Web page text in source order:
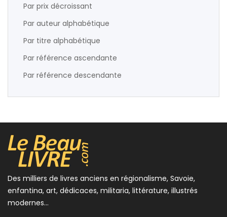
Par prix décroissant
Par auteur alphabétique
Par titre alphabétique
Par référence ascendante
Par référence descendante
Des milliers de livres anciens en régionalisme, Savoie,
enfantina, art, dédicaces, militaria, littérature, illustrés
modernes...